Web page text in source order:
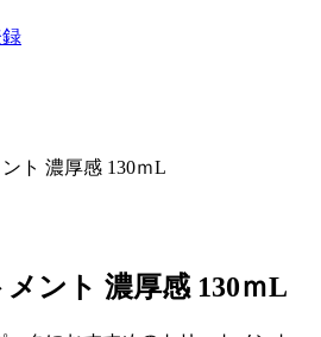
ト 濃厚感 130ｍL
ント 濃厚感 130ｍL